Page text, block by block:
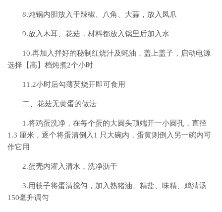
8.炖锅内胆放入干辣椒、八角、大蒜，放入凤爪
9.放入木耳、花菇，材料都放入锅里后加入水
10.再加入拌好的秘制红烧汁及蚝油，盖上盖子，启动电源
选择【高】档炖煮2个小时
11.2小时后勾薄芡烧开即可食用
二、花菇无黄蛋的做法
1.将鸡蛋洗净，在每个蛋的大圆头顶端开一小圆孔，直径
1.3 厘米，逐个将蛋清倒入1 只大碗内，蛋黄则倒入另一碗内可
作它用
2.蛋壳内灌入清水，洗净沥干
3.用筷子将蛋清搅匀，加入熟猪油、精盐、味精、鸡清汤
150毫升调匀